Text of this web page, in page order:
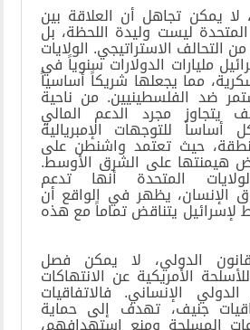
يمكن تجاهل أن العلاقة بين
المتحدة ليست وليدة اللحظة، بل
التحالف الاستراتيجي. الولايات
مليارات الدولارات سنوياً في
مما يجعلها شريكاً أساسياً
ضد الفلسطينيين. من ناحية
يتجاوز مجرد الدعم المالي
للتوجهات الإمبريالية
حيث تعتمد واشنطن على
هيمنتها على الشرق الأوسط.
المتحدة أنها تدعم
الإنسان، يظهر في الواقع أن
لإسرائيل يتناقض تماماً مع هذه
الدولي، لا يمكن فصل
الأمريكية عن الانتهاكات
الإنساني. فالاتفاقيات
جنيف، تهدف إلى حماية